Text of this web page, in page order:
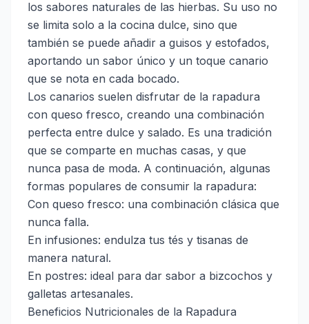
los sabores naturales de las hierbas. Su uso no
se limita solo a la cocina dulce, sino que
también se puede añadir a guisos y estofados,
aportando un sabor único y un toque canario
que se nota en cada bocado.
Los canarios suelen disfrutar de la rapadura
con queso fresco, creando una combinación
perfecta entre dulce y salado. Es una tradición
que se comparte en muchas casas, y que
nunca pasa de moda. A continuación, algunas
formas populares de consumir la rapadura:
Con queso fresco: una combinación clásica que
nunca falla.
En infusiones: endulza tus tés y tisanas de
manera natural.
En postres: ideal para dar sabor a bizcochos y
galletas artesanales.
Beneficios Nutricionales de la Rapadura